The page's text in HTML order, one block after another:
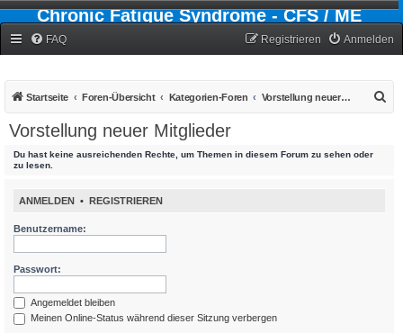
Chronic Fatigue Syndrome - CFS / ME
FAQ Anmelden
Registrieren
Startseite Foren-Übersicht Kategorien-Foren Vorstellung neuer Mitglieder
Vorstellung neuer Mitglieder
Du hast keine ausreichenden Rechte, um Themen in diesem Forum zu sehen oder
zu lesen.
ANMELDEN • REGISTRIEREN
Benutzername:
Passwort:
Angemeldet bleiben
Meinen Online-Status während dieser Sitzung verbergen